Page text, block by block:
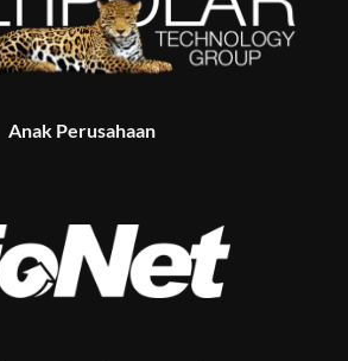
Anak Perusahaan